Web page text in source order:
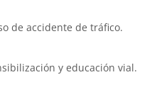
de accidente de tráfico.
y educación vial.